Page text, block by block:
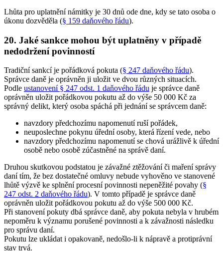
Lhůta pro uplatnění námitky je 30 dnů ode dne, kdy se tato osoba o
úkonu dozvěděla (§ 159 daňového řádu).
20. Jaké sankce mohou být uplatněny v případě
nedodržení povinností
Tradiční sankcí je pořádková pokuta (§ 247 daňového řádu).
Správce daně je oprávněn ji uložit ve dvou různých situacích.
Podle ustanovení § 247 odst. 1 daňového řádu je správce daně
oprávněn uložit pořádkovou pokutu až do výše 50 000 Kč za
správný delikt, který osoba spáchá při jednání se správcem daně:
navzdory předchozímu napomenutí ruší pořádek,
neuposlechne pokynu úřední osoby, která řízení vede, nebo
navzdory předchozímu napomenutí se chová urážlivě k úřední
osobě nebo osobě zúčastněné na správě daní.
Druhou skutkovou podstatou je závažné ztěžování či maření správy
daní tím, že bez dostatečné omluvy nebude vyhověno ve stanovené
lhůtě výzvě ke splnění procesní povinnosti nepeněžité povahy (§
247 odst. 2 daňového řádu). V tomto případě je správce daně
oprávněn uložit pořádkovou pokutu až do výše 500 000 Kč.
Při stanovení pokuty dbá správce daně, aby pokuta nebyla v hrubém
nepoměru k významu porušené povinnosti a k závažnosti následku
pro správu daní.
Pokutu lze ukládat i opakovaně, nedošlo-li k nápravě a protiprávní
stav trvá.